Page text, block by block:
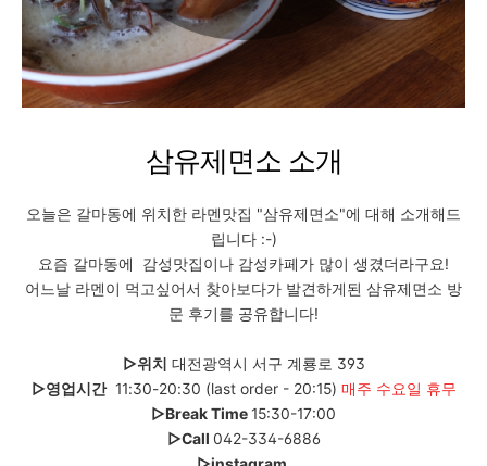
삼유제면소 소개
오늘은 갈마동에 위치한 라멘맛집 "삼유제면소"에 대해 소개해드
립니다 :-)
요즘 갈마동에 감성맛집이나 감성카페가 많이 생겼더라구요!
어느날 라멘이 먹고싶어서 찾아보다가 발견하게된 삼유제면소 방
문 후기를 공유합니다!
▷위치 대전광역시 서구 계룡로 393
▷영업시간 11:30-20:30 (last order - 20:15) 매주 수요일 휴무
▷Break Time15:30-17:00
▷Call 042-334-6886